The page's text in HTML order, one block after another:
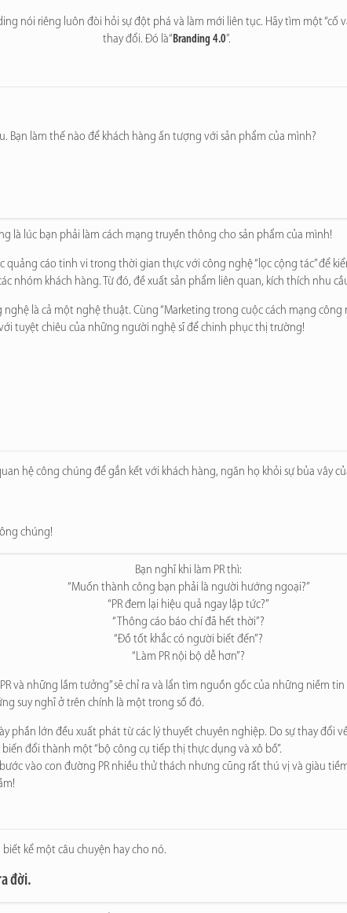
nói riêng luôn đòi hỏi sự đột phá và làm mới liên tục. Hãy tìm một “cố
thay đổi. Đó là“Branding 4.0”.
Bạn làm thế nào để khách hàng ấn tượng với sản phẩm của mình?
là lúc bạn phải làm cách mạng truyền thông cho sản phẩm của mình!
cáo tinh vi trong thời gian thực với công nghệ “lọc cộng tác” để
nhóm khách hàng. Từ đó, đề xuất sản phẩm liên quan, kích thích nhu
là cả một nghệ thuật. Cùng “Marketing trong cuộc cách mạng công
tuyệt chiêu của những người nghệ sĩ để chinh phục thị trường!
hệ công chúng để gắn kết với khách hàng, ngăn họ khỏi sự bủa vây
chúng!
Bạn nghĩ khi làm PR thì:
“Muốn thành công bạn phải là người hướng ngoại?”
“PR đem lại hiệu quả ngay lập tức?”
“Thông cáo báo chí đã hết thời”?
“Đồ tốt khắc có người biết đến”?
“Làm PR nội bộ dễ hơn”?
và những lầm tưởng” sẽ chỉ ra và lẩn tìm nguồn gốc của những niềm
suy nghĩ ở trên chính là một trong số đó.
phần lớn đều xuất phát từ các lý thuyết chuyên nghiệp. Do sự thay đổi
biến đổi thành một “bộ công cụ tiếp thị thực dụng và xô bồ”.
vào con đường PR nhiều thử thách nhưng cũng rất thú vị và giàu
kể một câu chuyện hay cho nó.
đời.